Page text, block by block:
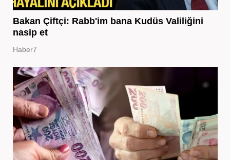
Bakan Çiftçi: Rabb'im bana Kudüs Valiliğini
nasip et
Haber7